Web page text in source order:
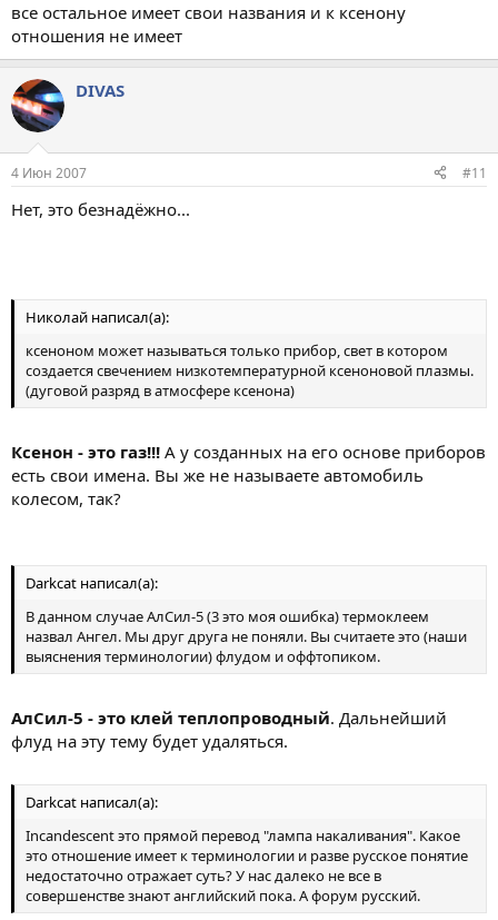
все остальное имеет свои названия и к ксенону
отношения не имеет
DIVAS
4 Июн 2007 #11
Нет, это безнадёжно...
Николай написал(а):
ксеноном может называться только прибор, свет в котором
создается свечением низкотемпературной ксеноновой плазмы.
(дуговой разряд в атмосфере ксенона)
Ксенон - это газ!!! А у созданных на его основе приборов
есть свои имена. Вы же не называете автомобиль
колесом, так?
Darkcat написал(а):
В данном случае АлСил-5 (3 это моя ошибка) термоклеем
назвал Ангел. Мы друг друга не поняли. Вы считаете это (наши
выяснения терминологии) флудом и оффтопиком.
АлСил-5 - это клей теплопроводный. Дальнейший
флуд на эту тему будет удаляться.
Darkcat написал(а):
Incandescent это прямой перевод "лампа накаливания". Какое
это отношение имеет к терминологии и разве русское понятие
недостаточно отражает суть? У нас далеко не все в
совершенстве знают английский пока. А форум русский.